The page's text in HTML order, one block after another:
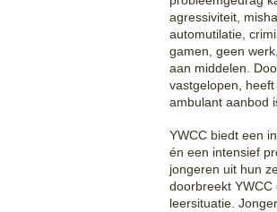
agressiviteit,
automutilatie,
gamen, geen
aan middelen.
vastgelopen,
ambulant aanbod
YWCC biedt een
én een intensief
jongeren uit hun
doorbreekt
leersituatie.